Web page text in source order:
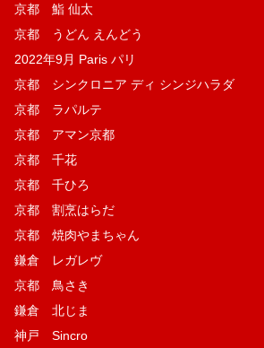
京都 鮨 仙太
京都 うどん えんどう
2022年9月 Paris パリ
京都 シンクロニア ディ シンジハラダ
京都 ラパルテ
京都 アマン京都
京都 千花
京都 千ひろ
京都 割烹はらだ
京都 焼肉やまちゃん
鎌倉 レガレヴ
京都 鳥さき
鎌倉 北じま
神戸 Sincro